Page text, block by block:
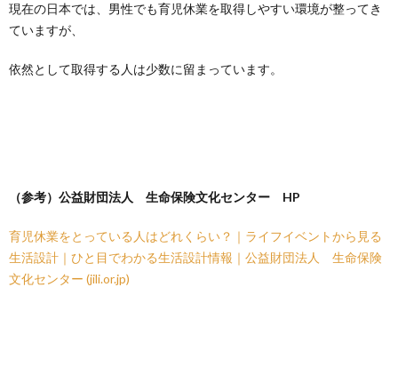
現在の日本では、男性でも育児休業を取得しやすい環境が整ってき
ていますが、
依然として取得する人は少数に留まっています。
（参考）公益財団法人 生命保険文化センター HP
育児休業をとっている人はどれくらい？｜ライフイベントから見る
生活設計｜ひと目でわかる生活設計情報｜公益財団法人 生命保険
文化センター (jili.or.jp)